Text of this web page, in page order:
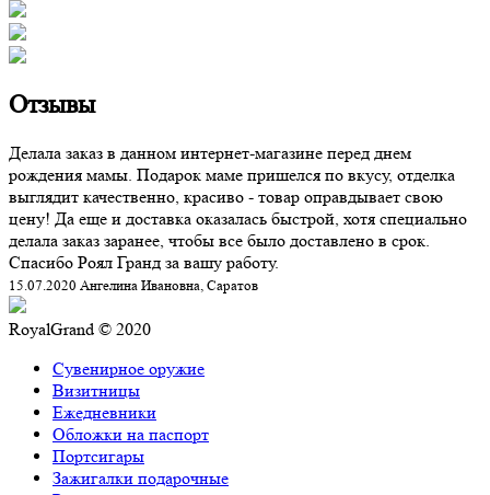
Отзывы
Делала заказ в данном интернет-магазине перед днем
рождения мамы. Подарок маме пришелся по вкусу, отделка
выглядит качественно, красиво - товар оправдывает свою
цену! Да еще и доставка оказалась быстрой, хотя специально
делала заказ заранее, чтобы все было доставлено в срок.
Спасибо Роял Гранд за вашу работу.
15.07.2020 Ангелина Ивановна, Саратов
RoyalGrand © 2020
Сувенирное оружие
Визитницы
Ежедневники
Обложки на паспорт
Портсигары
Зажигалки подарочные